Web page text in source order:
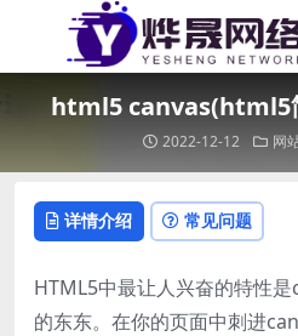
html5 canvas(html5
2022-12-12 网
详情介绍 常见问题
HTML5中最让人兴奋的特性
的东东。在你的页面中刺进